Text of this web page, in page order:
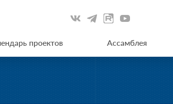
проектов Ассамблея